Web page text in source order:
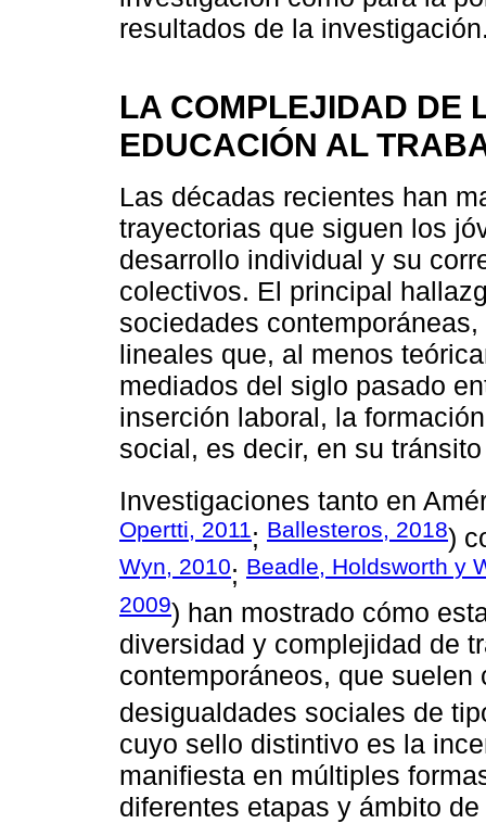
resultados de la
LA COMPLEJIDAD DE
EDUCACIÓN AL
Las décadas recientes han
trayectorias que siguen los
desarrollo individual y su
colectivos. El principal
sociedades
lineales que, al menos
mediados del siglo pasado
inserción laboral, la
social, es decir, en su
Investigaciones tanto en
Opertti, 2011; Ballesteros, 2018)
Wyn, 2010; Beadle, Holdsworth y
2009) han mostrado cómo
diversidad y complejidad de
contemporáneos, que
desigualdades sociales de
cuyo sello distintivo es la
manifiesta en múltiples
diferentes etapas y ámbito